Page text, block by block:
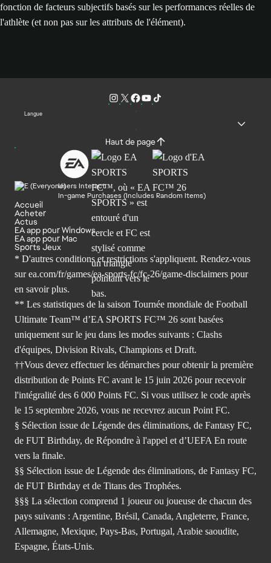
fonction de facteurs subjectifs basés sur les performances réelles de
l'athlète (et non pas sur les attributs de l'élément).
Langue
Haut de page
Users Interact
In-game Purchases (Includes Random Items)
Accueil
Acheter
Actus
EA app pour Windows
EA app pour Mac
Sports Jeux
* D'autres conditions et restrictions s'appliquent. Rendez-vous
sur ea.com/fr/games/ea-sports-fc/fc-26/game-disclaimers pour
en savoir plus.
** Les statistiques de la saison Tournée mondiale de Football
Ultimate Team™ d’EA SPORTS FC™ 26 sont basées
uniquement sur le jeu dans les modes suivants : Clashs
d'équipes, Division Rivals, Champions et Draft.
††Vous devez effectuer les démarches pour obtenir la première
distribution de Points FC avant le 15 juin 2026 pour recevoir
l'intégralité des 6 000 Points FC. Si vous utilisez le code après
le 15 septembre 2026, vous ne recevrez aucun Point FC.
§ Sélection issue de Légende des éliminations, de Fantasy FC,
de FUT Birthday, de Répondre à l'appel et d’UEFA En route
vers la finale.
§§ Sélection issue de Légende des éliminations, de Fantasy FC,
de FUT Birthday et de Titans des Trophées.
§§§ La sélection comprend 1 joueur ou joueuse de chacun des
pays suivants : Argentine, Brésil, Canada, Angleterre, France,
Allemagne, Mexique, Pays-Bas, Portugal, Arabie saoudite,
Espagne, États-Unis.